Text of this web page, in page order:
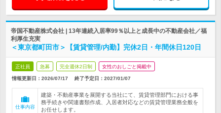
帝国不動産株式会社 | 13年連続入居率99％以上と成長中の不動産会社／福
利厚生充実
＜東京都町田市＞【賃貸管理/内勤】完休2日・年間休日120日
正社員 急募 完全週休2日制 女性のおしごと掲載中
情報更新日：2026/07/17 終了予定日： 2027/01/07
仕事内容
建築・不動産事業を展開する当社にて、賃貸管理部門における事
務手続きや関連書類作成、入居者対応などの賃貸管理業務全般を
お任せします。